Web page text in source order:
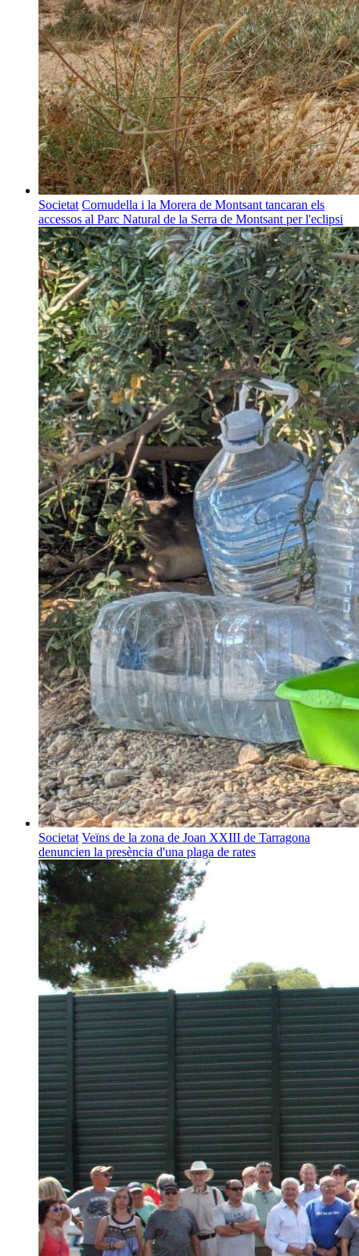
Societat Cornudella i la Morera de Montsant tancaran els
accessos al Parc Natural de la Serra de Montsant per l'eclipsi
Societat Veïns de la zona de Joan XXIII de Tarragona
denuncien la presència d'una plaga de rates